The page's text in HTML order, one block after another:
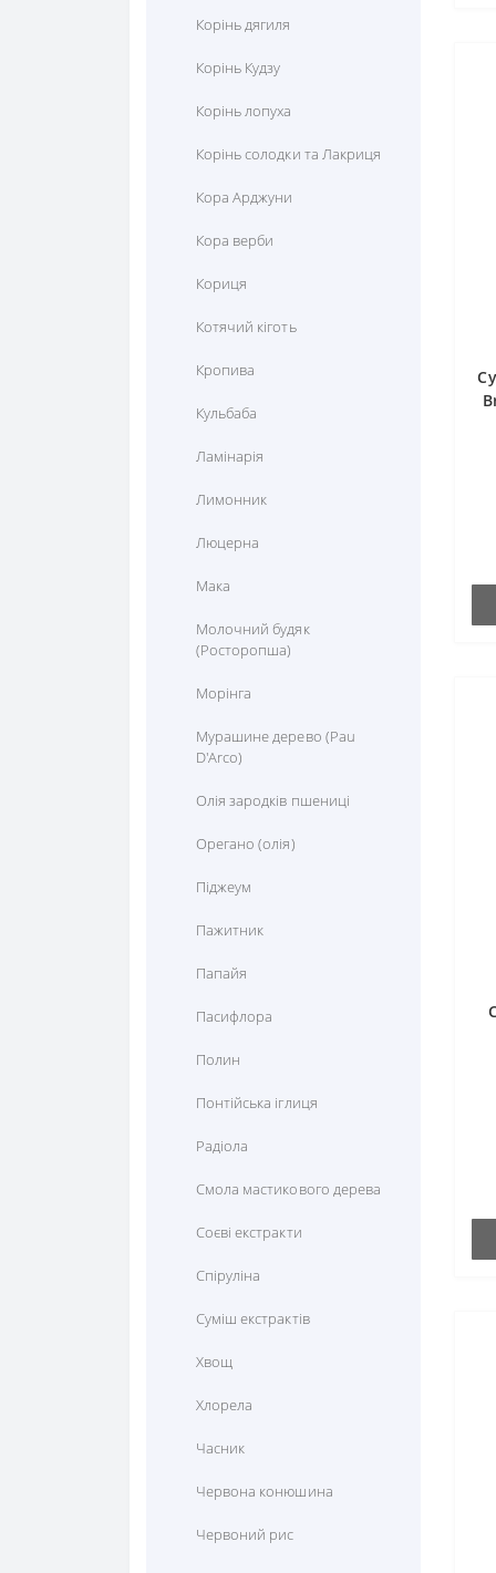
Корінь дягиля
Корінь Кудзу
Корінь лопуха
Корінь солодки та Лакриця
Кора Арджуни
Кора верби
Кориця
Котячий кіготь
Кропива
Кульбаба
Ламінарія
Лимонник
Люцерна
Мака
Молочний будяк
(Росторопша)
Морінга
Мурашине дерево (Pau
D'Arco)
Олія зародків пшениці
Орегано (олія)
Піджеум
Пажитник
Папайя
Пасифлора
Полин
Понтійська іглиця
Радіола
Смола мастикового дерева
Соєві екстракти
Спіруліна
Суміш екстрактів
Хвощ
Хлорела
Часник
Червона конюшина
Червоний рис